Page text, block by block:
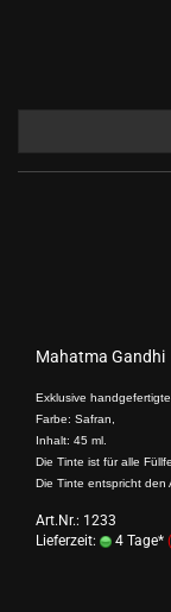
Mahatma Gandhi
Exklusive
Farbe: Safran,
Inhalt: 45 ml.
Die Tinte ist für alle
Die Tinte entspricht den
Art.Nr.: 1233
Lieferzeit:
4 Tage*